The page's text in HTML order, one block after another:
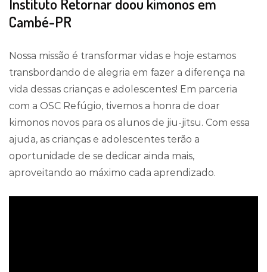
Instituto Retornar doou kimonos em
Cambé-PR
Nossa missão é transformar vidas e hoje estamos
transbordando de alegria em fazer a diferença na
vida dessas crianças e adolescentes! Em parceria
com a OSC Refúgio, tivemos a honra de doar
kimonos novos para os alunos de jiu-jitsu. Com essa
ajuda, as crianças e adolescentes terão a
oportunidade de se dedicar ainda mais,
aproveitando ao máximo cada aprendizado.